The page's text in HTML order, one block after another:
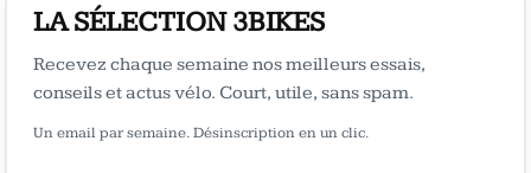
LA SÉLECTION 3BIKES
Recevez chaque semaine nos meilleurs essais,
conseils et actus vélo. Court, utile, sans spam.
Un email par semaine. Désinscription en un clic.